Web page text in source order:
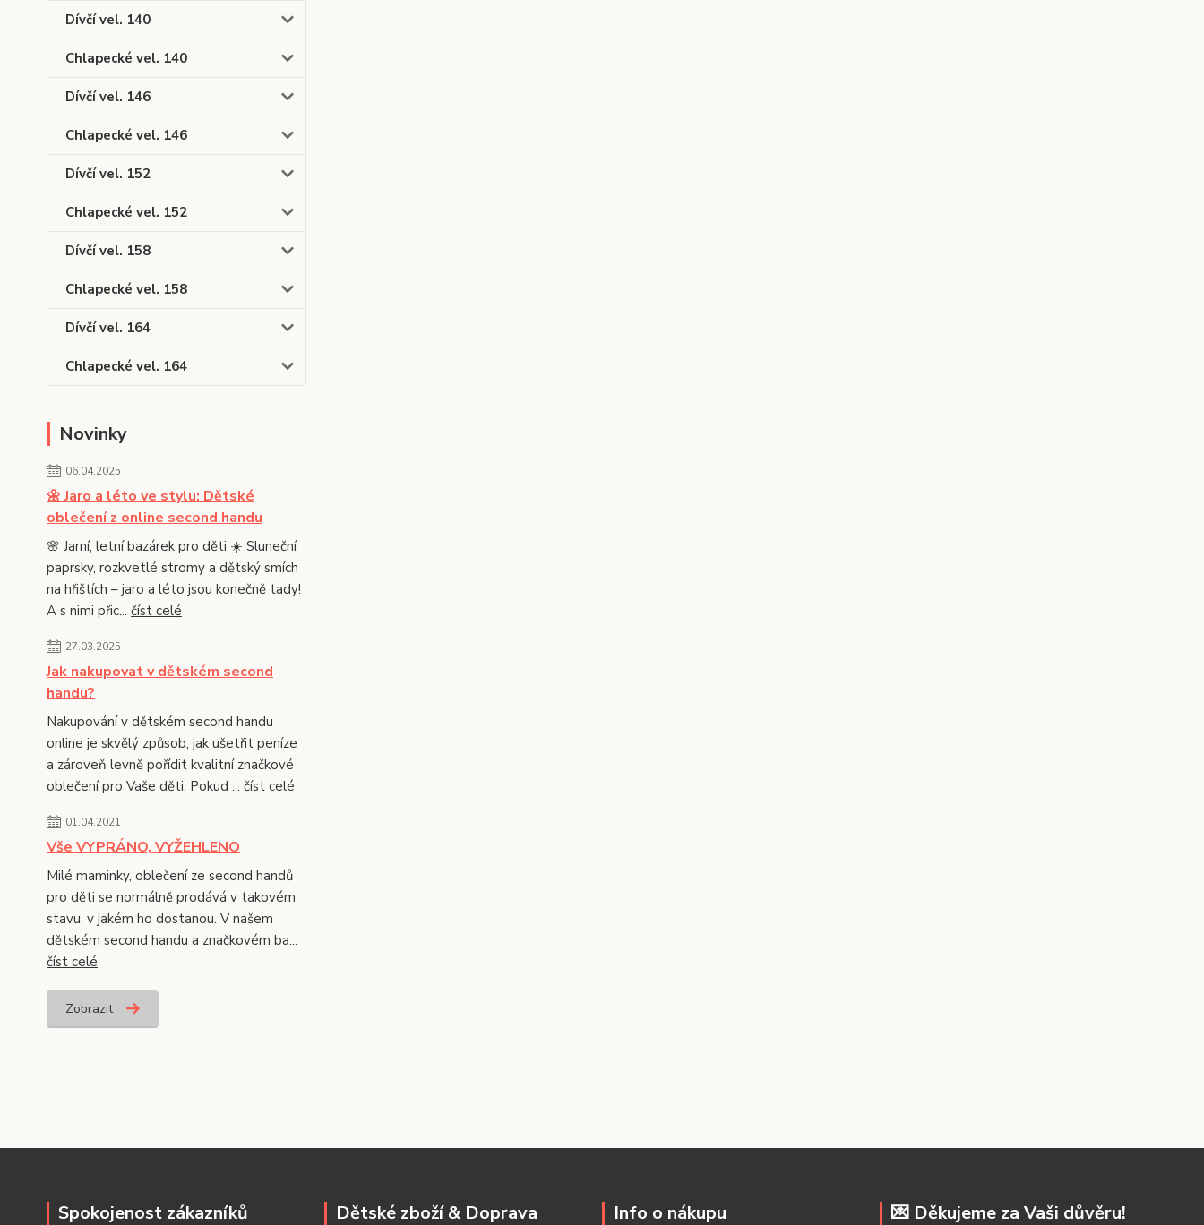
Dívčí vel. 140
Chlapecké vel. 140
Dívčí vel. 146
Chlapecké vel. 146
Dívčí vel. 152
Chlapecké vel. 152
Dívčí vel. 158
Chlapecké vel. 158
Dívčí vel. 164
Chlapecké vel. 164
Novinky
06.04.2025
🌼 Jaro a léto ve stylu: Dětské
oblečení z online second handu
🌸 Jarní, letní bazárek pro děti ☀️ Sluneční
paprsky, rozkvetlé stromy a dětský smích
na hřištích – jaro a léto jsou konečně tady!
A s nimi přic... číst celé
27.03.2025
Jak nakupovat v dětském second
handu?
Nakupování v dětském second handu
online je skvělý způsob, jak ušetřit peníze
a zároveň levně pořídit kvalitní značkové
oblečení pro Vaše děti. Pokud ... číst celé
01.04.2021
Vše VYPRÁNO, VYŽEHLENO
Milé maminky, oblečení ze second handů
pro děti se normálně prodává v takovém
stavu, v jakém ho dostanou. V našem
dětském second handu a značkovém ba...
číst celé
Zobrazit
Spokojenost zákazníků Dětské zboží & Doprava Info o nákupu
💌 Děkujeme za Vaši důvěru!